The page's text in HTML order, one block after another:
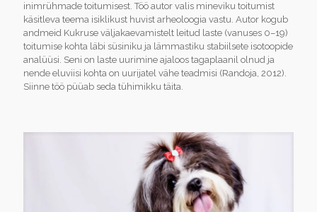
inimrühmade toitumisest. Töö autor valis mineviku toitumist
käsitleva teema isiklikust huvist arheoloogia vastu. Autor kogub
andmeid Kukruse väljakaevamistelt leitud laste (vanuses 0–19)
toitumise kohta läbi süsiniku ja lämmastiku stabiilsete isotoopide
analüüsi. Seni on laste uurimine ajaloos tagaplaanil olnud ja
nende eluviisi kohta on uurijatel vähe teadmisi (Randoja, 2012).
Siinne töö püüab seda tühimikku täita.